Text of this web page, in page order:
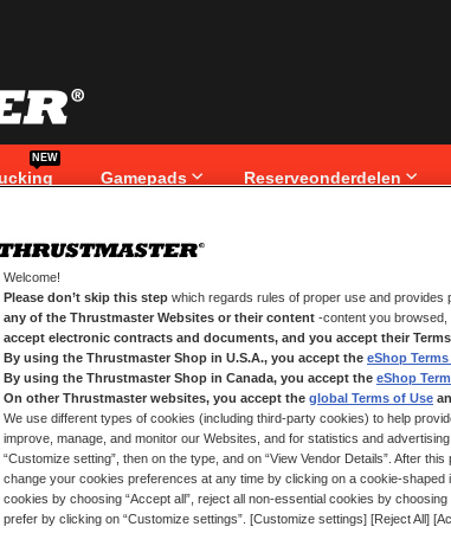
NEW
Gamepads Reserveonderdelen
Het
Welcome!
Please don’t skip this step which regards rules of proper use and provides
any of the Thrustmaster Websites or their content -content you browsed,
accept electronic contracts and documents, and you accept their
By using the Thrustmaster Shop in U.S.A., you accept the eShop
By using the Thrustmaster Shop in Canada, you accept the eShop
On other Thrustmaster websites, you accept the global Terms of Use
We use different types of cookies (including third-party cookies) to help
improve, manage, and monitor our Websites, and for statistics and
“Customize setting”, then on the type, and on “View Vendor Details”. After
change your cookies preferences at any time by clicking on a cookie-shaped
cookies by choosing “Accept all”, reject all non-essential cookies by
prefer by clicking on “Customize settings”. [Customize settings] [Reject All]